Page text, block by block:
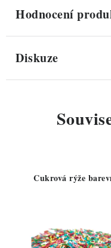
Hodnocení
Diskuze
Cukrová rýže